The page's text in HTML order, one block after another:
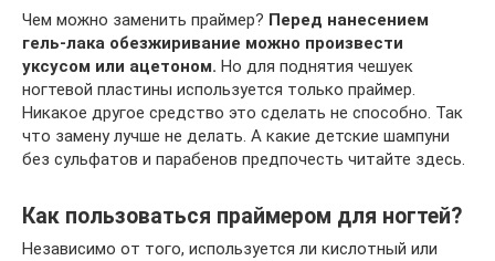
Чем можно заменить праймер? Перед нанесением
гель-лака обезжиривание можно произвести
уксусом или ацетоном. Но для поднятия чешуек
ногтевой пластины используется только праймер.
Никакое другое средство это сделать не способно. Так
что замену лучше не делать. А какие детские шампуни
без сульфатов и парабенов предпочесть читайте здесь.
Как пользоваться праймером для ногтей?
Независимо от того, используется ли кислотный или